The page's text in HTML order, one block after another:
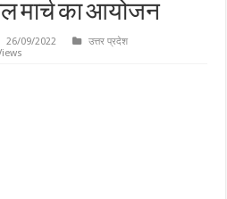
मार्च का आयोजन
26/09/2022
उत्तर प्रदेश